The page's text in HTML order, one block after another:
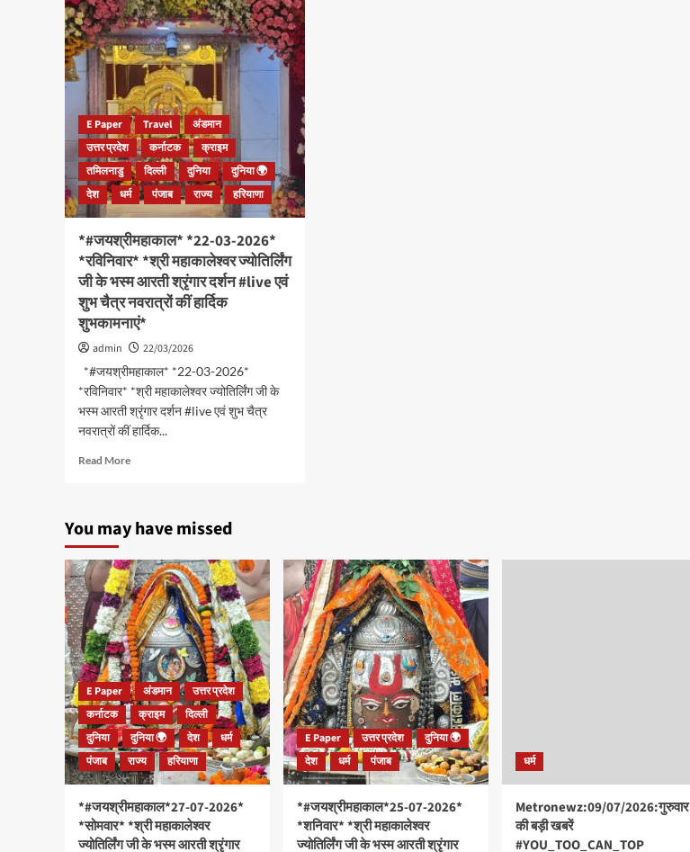
E Paper Travel
अंडमान
उत्तर प्रदेश
कर्नाटक
क्राइम
तमिलनाडु
दिल्ली दुनिया
दुनिया 🌍
देश
धर्म पंजाब राज्य हरियाणा
*#जयश्रीमहाकाल* *22-03-2026*
*रविनिवार* *श्री महाकालेश्वर ज्योतिर्लिंग
जी के भस्म आरती श्रृंगार दर्शन #live एवं
शुभ चैत्र नवरात्रों कीं हार्दिक
शुभकामनाएं*
admin
22/03/2026
*#जयश्रीमहाकाल* *22-03-2026*
*रविनिवार* *श्री महाकालेश्वर ज्योतिर्लिंग जी के
भस्म आरती श्रृंगार दर्शन #live एवं शुभ चैत्र
नवरात्रों कीं हार्दिक...
Read MoreRead
*22-
2026*
*रविनिवार*
*श्री
महाकालेश्वर
ज्योतिर्लिंग
जी
के
भस्म
आरती
श्रृंगार
दर्शन
#live
एवं
शुभ
चैत्र
नवरात्रों
कीं
You may have missed
E Paper अंडमान
उत्तर प्रदेश
कर्नाटक
क्राइम
दिल्ली
दुनिया
दुनिया 🌍 देश
धर्म
पंजाब
राज्य हरियाणा
*#जयश्रीमहाकाल*27-07-2026*
*सोमवार* *श्री महाकालेश्वर
ज्योतिर्लिंग जी के भस्म आरती श्रृंगार
E Paper उत्तर प्रदेश
दुनिया 🌍
देश
धर्म पंजाब
*#जयश्रीमहाकाल*25-07-2026*
*शनिवार* *श्री महाकालेश्वर
ज्योतिर्लिंग जी के भस्म आरती श्रृंगार
धर्म
Metronewz:09/07/2026:गुरुवार
की बड़ी खबरें
#YOU_TOO_CAN_TOP